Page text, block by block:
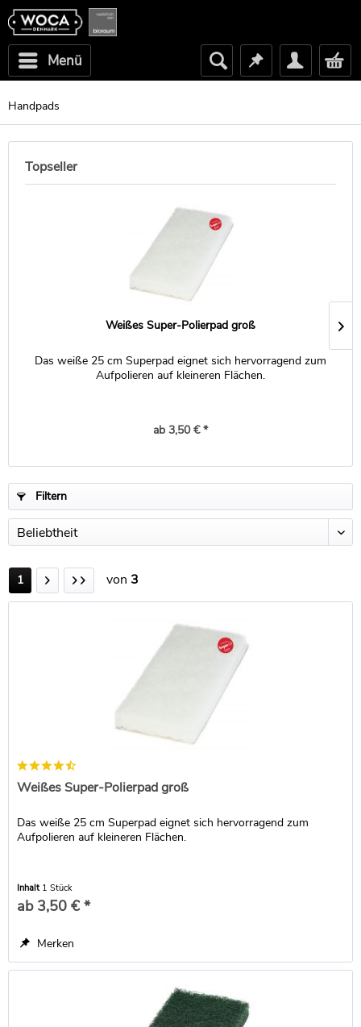
Menü
Handpads
Topseller
Weißes Super-Polierpad groß
Das weiße 25 cm Superpad eignet sich hervorragend zum
Aufpolieren auf kleineren Flächen.
ab 3,50 € *
Filtern
1 von 3
Weißes Super-Polierpad groß
Das weiße 25 cm Superpad eignet sich hervorragend zum
Aufpolieren auf kleineren Flächen.
Inhalt 1 Stück
ab 3,50 € *
Merken